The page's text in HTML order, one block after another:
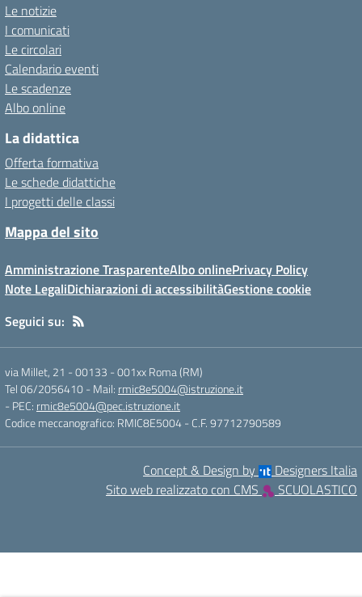
Le notizie
I comunicati
Le circolari
Calendario eventi
Le scadenze
Albo online
La didattica
Offerta formativa
Le schede didattiche
I progetti delle classi
Mappa del sito
Amministrazione TrasparenteAlbo onlinePrivacy Policy
Note LegaliDichiarazioni di accessibilitàGestione cookie
Seguici su:
via Millet, 21 - 00133 -001xx Roma (RM)
Tel 06/2056410- Mail: rmic8e5004@istruzione.it
- PEC: rmic8e5004@pec.istruzione.it
Codice meccanografico: RMIC8E5004- C.F. 97712790589
Concept & Design by
Designers Italia
Sito web realizzato con CMS
SCUOLASTICO